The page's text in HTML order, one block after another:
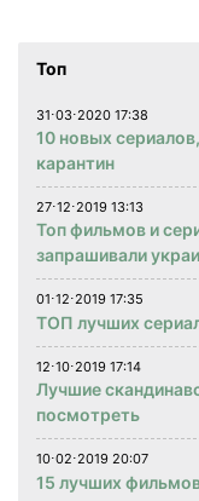
Топ
31⋅03⋅2020 17:38
10 новых
карантин
27⋅12⋅2019 13:13
Топ фильмов и
запрашивали
01⋅12⋅2019 17:35
ТОП лучших
12⋅10⋅2019 17:14
Лучшие
посмотреть
10⋅02⋅2019 20:07
15 лучших